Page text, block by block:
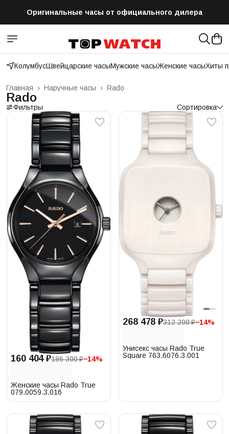
Оригинальные часы от официального дилера
КолумбусШвейцарские часыМужские часыЖенские часыХиты
Rado
Наручные часы ›
Главная ›
Rado
Фильтры Сортировка
160 404 ₽186 300 ₽−14%
Женские часы Rado True
079.0059.3.016
268 478 ₽312 200 ₽−14%
Унисекс часы Rado True
Square 763.6076.3.001